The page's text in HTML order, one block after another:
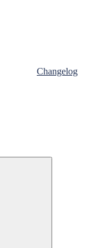
Changelog